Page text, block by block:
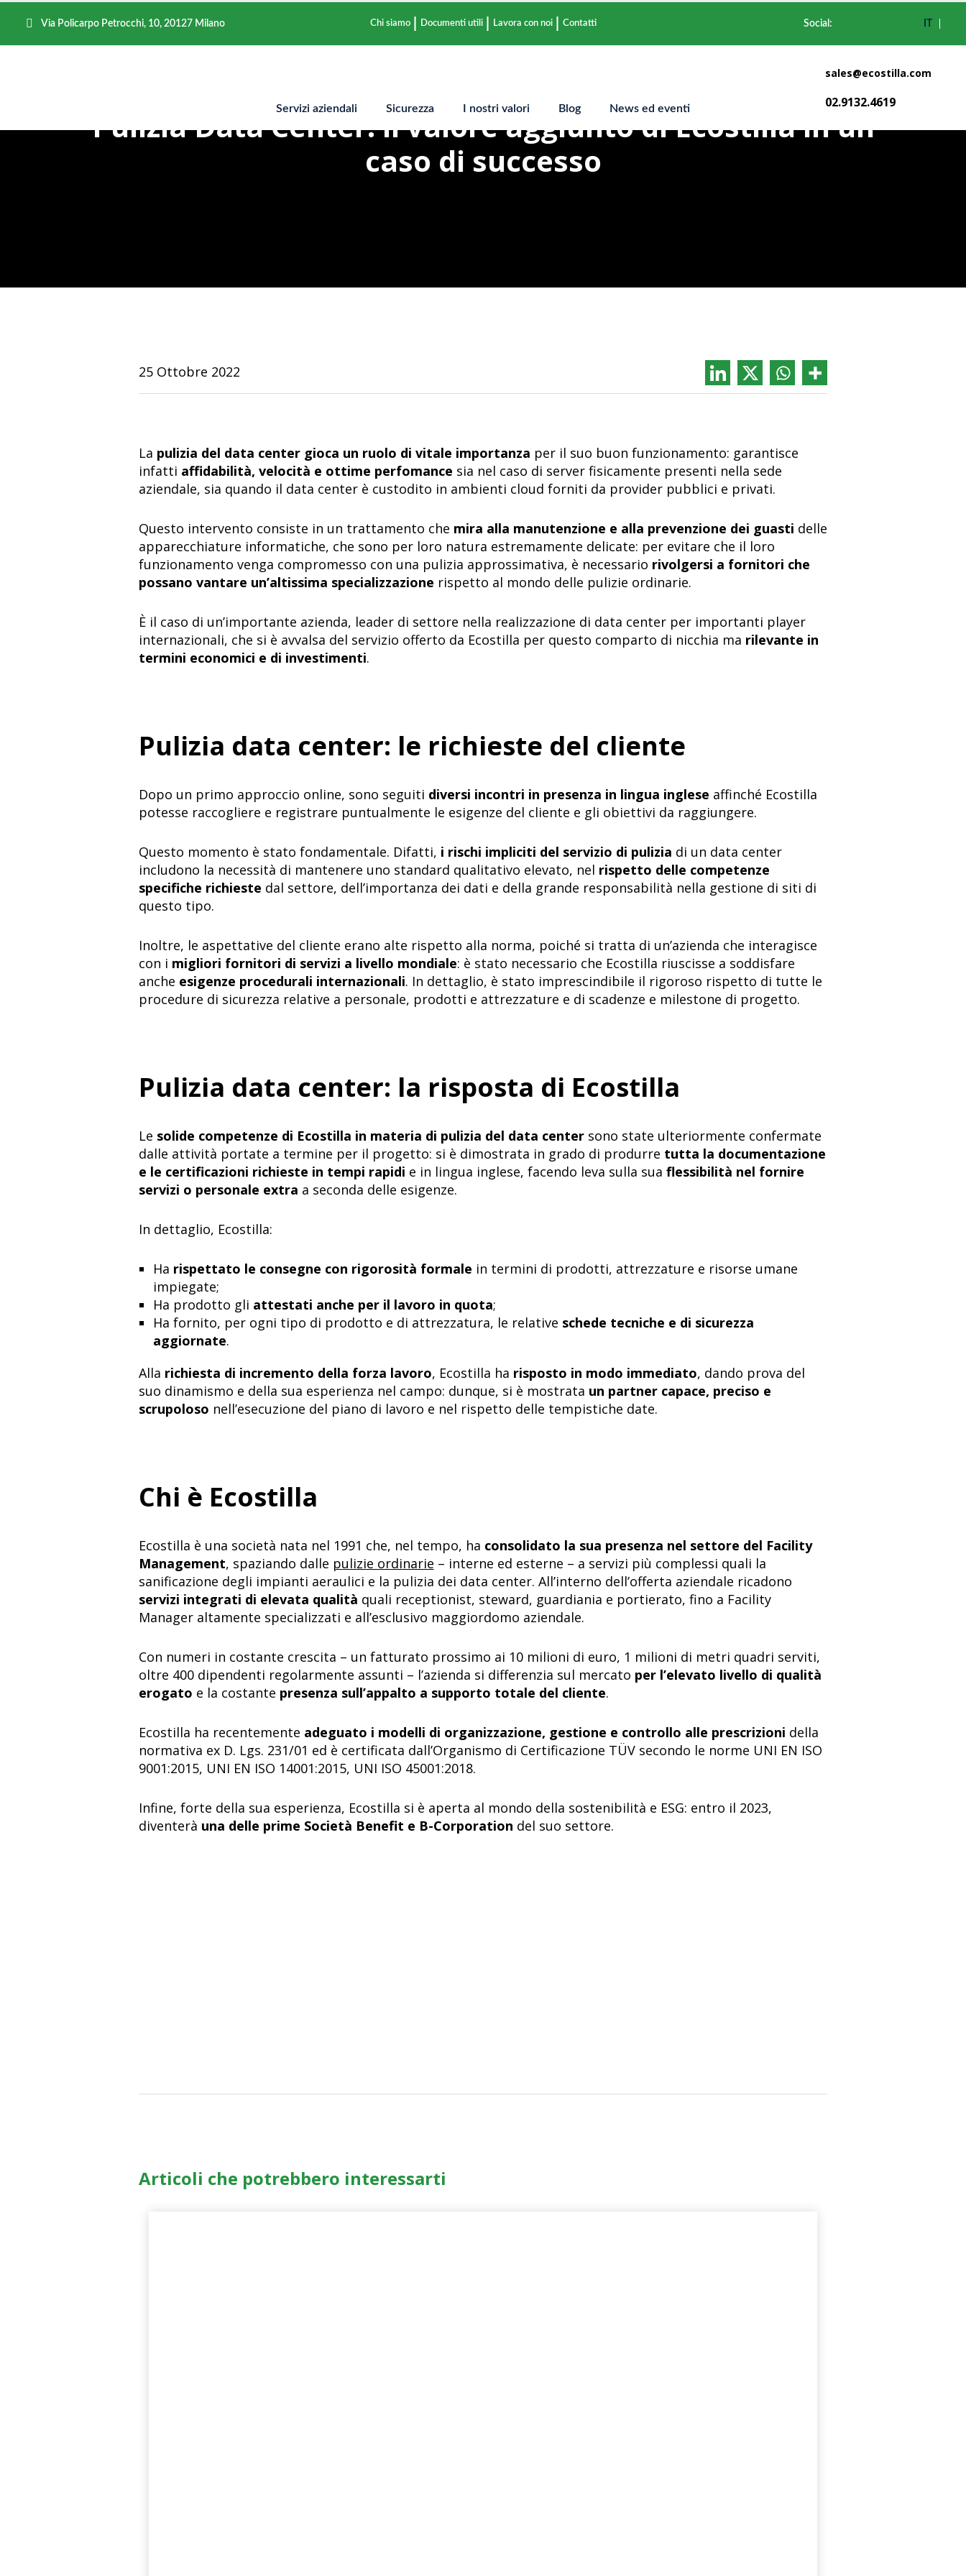
Via Policarpo Petrocchi, 10, 20127 Milano Chi siamo Documenti utili Lavora con noi Contatti Social:
Servizi aziendali Sicurezza I nostri valori Blog News ed eventi
sales@ecostilla.com
02.9132.4619
Pulizia Data Center: il valore aggiunto di Ecostilla in un
caso di successo
25 Ottobre 2022
La pulizia del data center gioca un ruolo di vitale importanza per il suo buon funzionamento: garantisce
infatti affidabilità, velocità e ottime perfomance sia nel caso di server fisicamente presenti nella sede
aziendale, sia quando il data center è custodito in ambienti cloud forniti da provider pubblici e privati.
Questo intervento consiste in un trattamento che mira alla manutenzione e alla prevenzione dei guasti delle
apparecchiature informatiche, che sono per loro natura estremamente delicate: per evitare che il loro
funzionamento venga compromesso con una pulizia approssimativa, è necessario rivolgersi a fornitori che
possano vantare un’altissima specializzazione rispetto al mondo delle pulizie ordinarie.
È il caso di un’importante azienda, leader di settore nella realizzazione di data center per importanti player
internazionali, che si è avvalsa del servizio offerto da Ecostilla per questo comparto di nicchia ma rilevante in
termini economici e di investimenti.
Pulizia data center: le richieste del cliente
Dopo un primo approccio online, sono seguiti diversi incontri in presenza in lingua inglese affinché Ecostilla
potesse raccogliere e registrare puntualmente le esigenze del cliente e gli obiettivi da raggiungere.
Questo momento è stato fondamentale. Difatti, i rischi impliciti del servizio di pulizia di un data center
includono la necessità di mantenere uno standard qualitativo elevato, nel rispetto delle competenze
specifiche richieste dal settore, dell’importanza dei dati e della grande responsabilità nella gestione di siti di
questo tipo.
Inoltre, le aspettative del cliente erano alte rispetto alla norma, poiché si tratta di un’azienda che interagisce
con i migliori fornitori di servizi a livello mondiale: è stato necessario che Ecostilla riuscisse a soddisfare
anche esigenze procedurali internazionali. In dettaglio, è stato imprescindibile il rigoroso rispetto di tutte le
procedure di sicurezza relative a personale, prodotti e attrezzature e di scadenze e milestone di progetto.
Pulizia data center: la risposta di Ecostilla
Le solide competenze di Ecostilla in materia di pulizia del data centersono state ulteriormente confermate
dalle attività portate a termine per il progetto: si è dimostrata in grado di produrre tutta la documentazione
e le certificazioni richieste in tempi rapidi e in lingua inglese, facendo leva sulla sua flessibilità nel fornire
servizi o personale extra a seconda delle esigenze.
In dettaglio, Ecostilla:
Ha rispettato le consegne con rigorosità formale in termini di prodotti, attrezzature e risorse umane
impiegate;
Ha prodotto gli attestati anche per il lavoro in quota;
Ha fornito, per ogni tipo di prodotto e di attrezzatura, le relative schede tecniche e di sicurezza
aggiornate.
Alla richiesta di incremento della forza lavoro, Ecostilla ha risposto in modo immediato, dando prova del
suo dinamismo e della sua esperienza nel campo: dunque, si è mostrata un partner capace, preciso e
scrupoloso nell’esecuzione del piano di lavoro e nel rispetto delle tempistiche date.
Chi è Ecostilla
Ecostilla è una società nata nel 1991 che, nel tempo, ha consolidato la sua presenza nel settore del Facility
Management, spaziando dalle pulizie ordinarie – interne ed esterne – a servizi più complessi quali la
sanificazione degli impianti aeraulici e la pulizia dei data center. All’interno dell’offerta aziendale ricadono
servizi integrati di elevata qualità quali receptionist, steward, guardiania e portierato, fino a Facility
Manager altamente specializzati e all’esclusivo maggiordomo aziendale.
Con numeri in costante crescita – un fatturato prossimo ai 10 milioni di euro, 1 milioni di metri quadri serviti,
oltre 400 dipendenti regolarmente assunti – l’azienda si differenzia sul mercato per l’elevato livello di qualità
erogato e la costante presenza sull’appalto a supporto totale del cliente.
Ecostilla ha recentemente adeguato i modelli di organizzazione, gestione e controllo alle prescrizioni della
normativa ex D. Lgs. 231/01 ed è certificata dall’Organismo di Certificazione TÜV secondo le norme UNI EN ISO
9001:2015, UNI EN ISO 14001:2015, UNI ISO 45001:2018.
Infine, forte della sua esperienza, Ecostilla si è aperta al mondo della sostenibilità e ESG: entro il 2023,
diventerà una delle prime Società Benefit e B-Corporation del suo settore.
Articoli che potrebbero interessarti